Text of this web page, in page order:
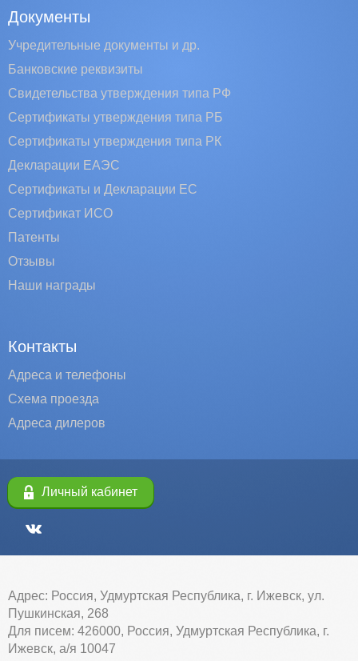
Документы
Учредительные документы и др.
Банковские реквизиты
Свидетельства утверждения типа РФ
Сертификаты утверждения типа РБ
Сертификаты утверждения типа РК
Декларации ЕАЭС
Сертификаты и Декларации EC
Сертификат ИСО
Патенты
Отзывы
Наши награды
Контакты
Адреса и телефоны
Схема проезда
Адреса дилеров
Личный кабинет
Адрес: Россия, Удмуртская Республика, г. Ижевск, ул.
Пушкинская, 268
Для писем: 426000, Россия, Удмуртская Республика, г.
Ижевск, а/я 10047